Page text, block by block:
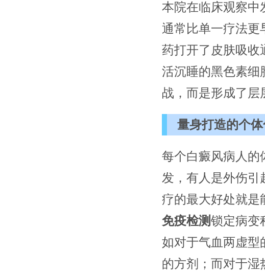
本院在临床观察中
通常比单一疗法更
药打开了皮肤吸收
活沉睡的黑色素细
战，而是形成了层
量身打造的个
每个白癜风病人的
发，有人是外伤引
疗的最大好处就是
免疫检测锁定病变
如对于气血两虚型
的方剂；而对于湿